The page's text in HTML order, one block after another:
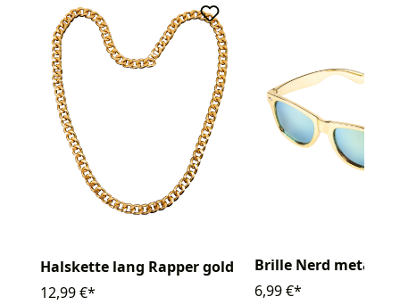
Halskette lang Rapper gold
12,99 €*
Brille Nerd metallic
6,99 €*